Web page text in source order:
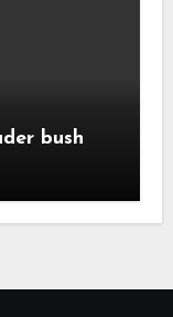
bush